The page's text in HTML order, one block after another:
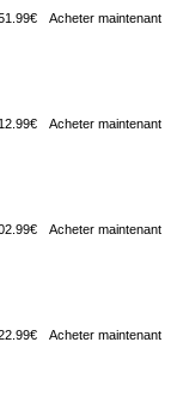
Acheter maintenant
Acheter maintenant
Acheter maintenant
Acheter maintenant